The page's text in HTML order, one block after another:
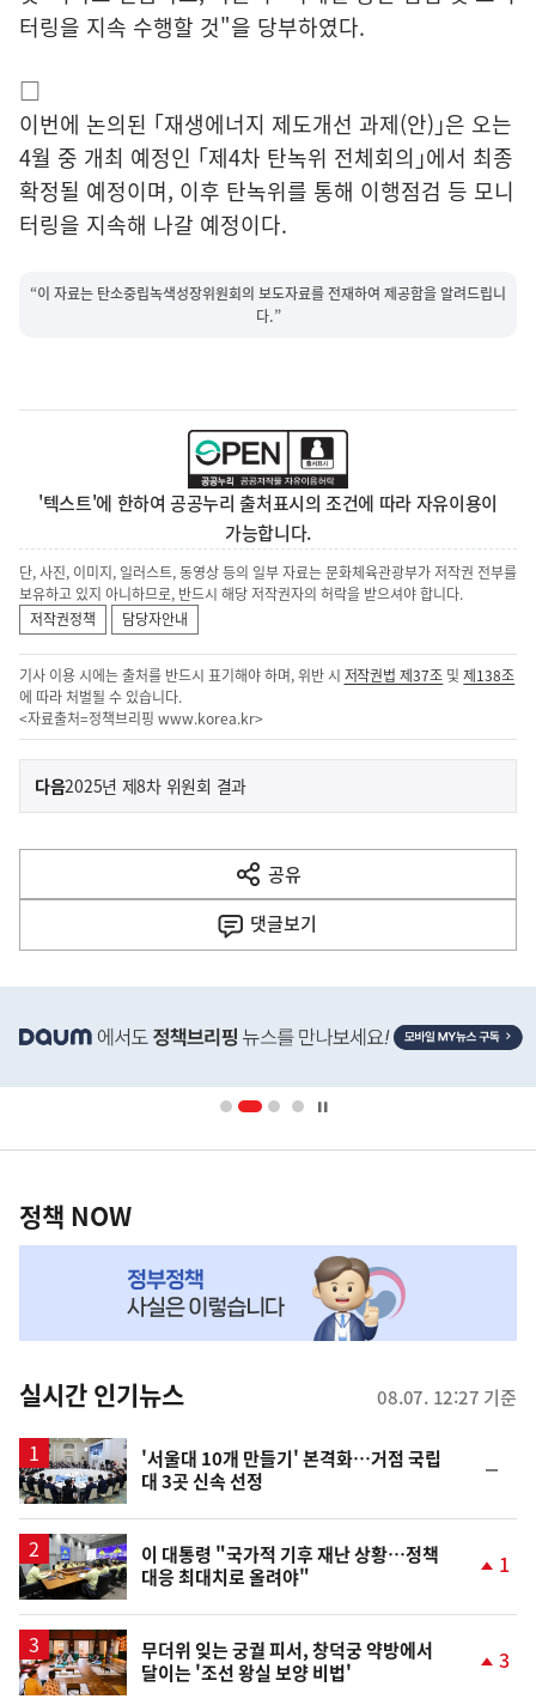
터링을 지속 수행할 것"을 당부하였다.
□
이번에 논의된 ｢재생에너지 제도개선 과제(안)｣은 오는
4월 중 개최 예정인 ｢제4차 탄녹위 전체회의｣에서 최종
확정될 예정이며, 이후 탄녹위를 통해 이행점검 등 모니
터링을 지속해 나갈 예정이다.
“이 자료는 탄소중립녹색성장위원회의 보도자료를 전재하여 제공함을 알려드립니
다.”
'텍스트'에 한하여 공공누리 출처표시의 조건에 따라 자유이용이
가능합니다.
단, 사진, 이미지, 일러스트, 동영상 등의 일부 자료는 문화체육관광부가 저작권 전부를
보유하고 있지 아니하므로, 반드시 해당 저작권자의 허락을 받으셔야 합니다.
저작권정책
담당자안내
기사 이용 시에는 출처를 반드시 표기해야 하며, 위반 시 저작권법 제37조 및제138조
에 따라 처벌될 수 있습니다.
<자료출처=정책브리핑 www.korea.kr>
이
전
다
음
다음기
2025년 제8차 위원회 결과
공유
열
기
댓글보기
단
영
책
NOW,
뉴
스
정책 NOW
실시간 인기뉴스 08.07. 12:27 기준
'서울대 10개 만들기' 본격화…거점 국립
대 3곳 신속 선정
일
이 대통령 "국가적 기후 재난 상황…정책
대응 최대치로 올려야"
상
1
무더위 잊는 궁궐 피서, 창덕궁 약방에서
달이는 '조선 왕실 보양 비법'
3